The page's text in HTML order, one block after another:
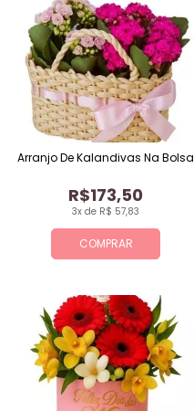
COMPRAR
3x de R$ 57,83
R$173,50
Arranjo De Kalandivas Na Bolsa